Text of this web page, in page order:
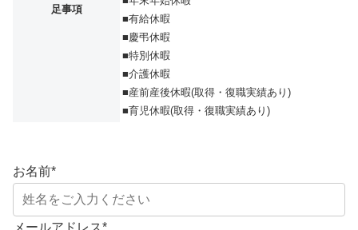
足事項
■有給休暇
■慶弔休暇
■特別休暇
■介護休暇
■産前産後休暇(取得・復職実績あり)
■育児休暇(取得・復職実績あり)
お名前*
メールアドレス*